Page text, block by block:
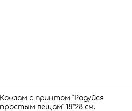
Кожзам с принтом "Радуйся
простым вещам" 18*28 см.